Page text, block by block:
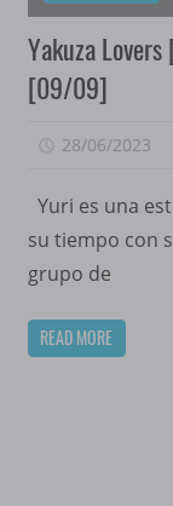
Yakuza
[09/09]
28/06/2023
Yuri es una
su tiempo con
grupo de
READ MORE